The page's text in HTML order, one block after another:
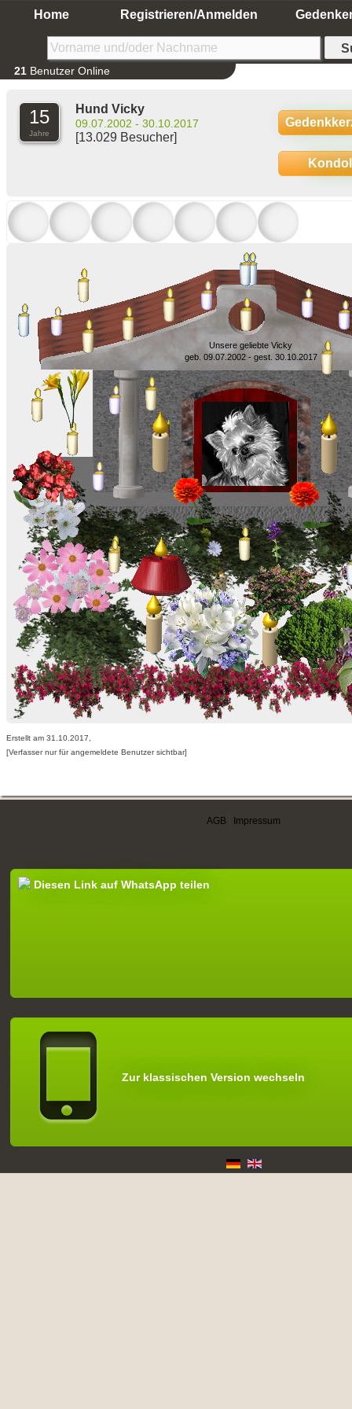
Home Registrieren/Anmelden
21 Benutzer Online
15
Jahre
Hund Vicky
09.07.2002 - 30.10.2017
[13.029 Besucher]
Unsere geliebte Vicky
geb. 09.07.2002 - gest. 30.10.2017
Erstellt am 31.10.2017,
[Verfasser nur für angemeldete Benutzer sichtbar]
AGB Impressum
Diesen Link auf WhatsApp teilen
Zur klassischen Version wechseln